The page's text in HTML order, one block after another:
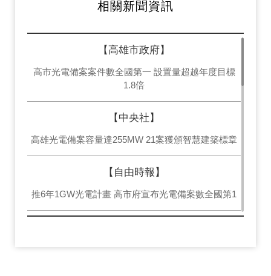
相關新聞資訊
【高雄市政府】
高市光電備案案件數全國第一 設置量超越年度目標
1.8倍
【中央社】
高雄光電備案容量達255MW 21案獲頒智慧建築標章
【自由時報】
推6年1GW光電計畫 高市府宣布光電備案數全國第1